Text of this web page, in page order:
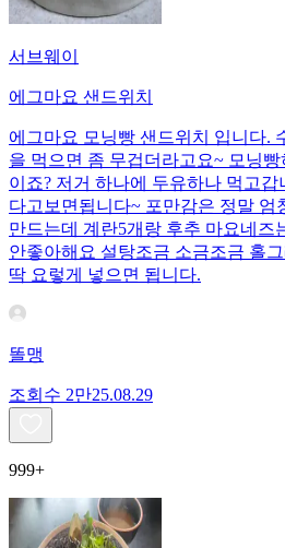
서브웨이
에그마요 샌드위치
에그마요 모닝빵 샌드위치 입니다.
을 먹으면 좀 무겁더라고요~ 모닝
이죠? 저거 하나에 두유하나 먹고
다고보면됩니다~ 포만감은 정말 엄
만드는데 계란5개랑 후추 마요네즈
안좋아해요 설탕조금 소금조금 홀
딱 요렇게 넣으면 됩니다.
똘맹
조회수 2만25.08.29
999+